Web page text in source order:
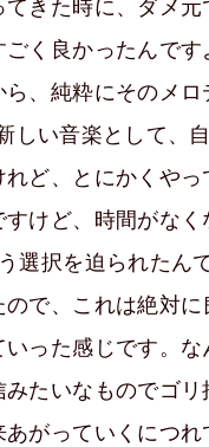
く良かったんで
、純粋にそのメ
しい音楽として、
ど、とにかくやっ
けど、時間がな
選択を迫られたん
で、これは絶対
った感じです。
たいなものでゴ
がっていくにつ